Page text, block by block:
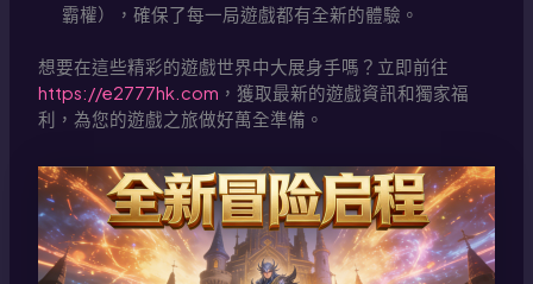
霸權），確保了每一局遊戲都有全新的體驗。
想要在這些精彩的遊戲世界中大展身手嗎？立即前往
https://e2777hk.com ，獲取最新的遊戲資訊和獨家福
利，為您的遊戲之旅做好萬全準備。